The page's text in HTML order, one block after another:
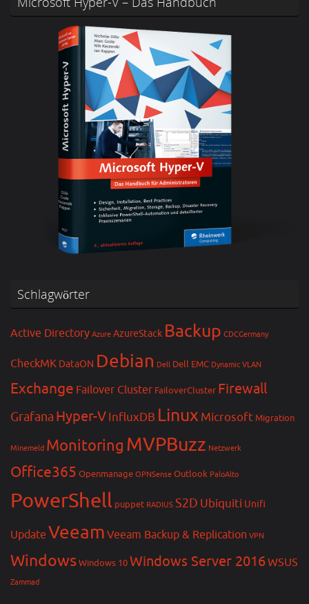
Schlagwörter
Active Directory Azure AzureStack Backup CDCGermany
CheckMK DataON Debian Dell Dell EMC Dynamic VLAN
Exchange Failover Cluster FailoverCluster Firewall
Grafana Hyper-VInfluxDB Linux Microsoft Migration
Minemeld Monitoring MVPBuzz Netzwerk
Office365 Openmanage OPNSense Outlook PaloAlto
PowerShell puppet RADIUS S2D Ubiquiti Unifi
Update Veeam Veeam Backup & Replication VPN
WindowsWindows 10Windows Server 2016WSUS
Zammad